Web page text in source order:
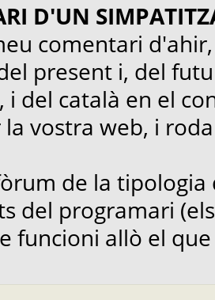
D'UN
comentari
present i, del
i del català en el
vostra web, i
de la
del programari
funcioni allò el que